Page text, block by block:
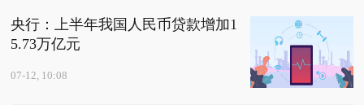
央行：上半年我国人民币贷款增加1
5.73万亿元
07-12, 10:08